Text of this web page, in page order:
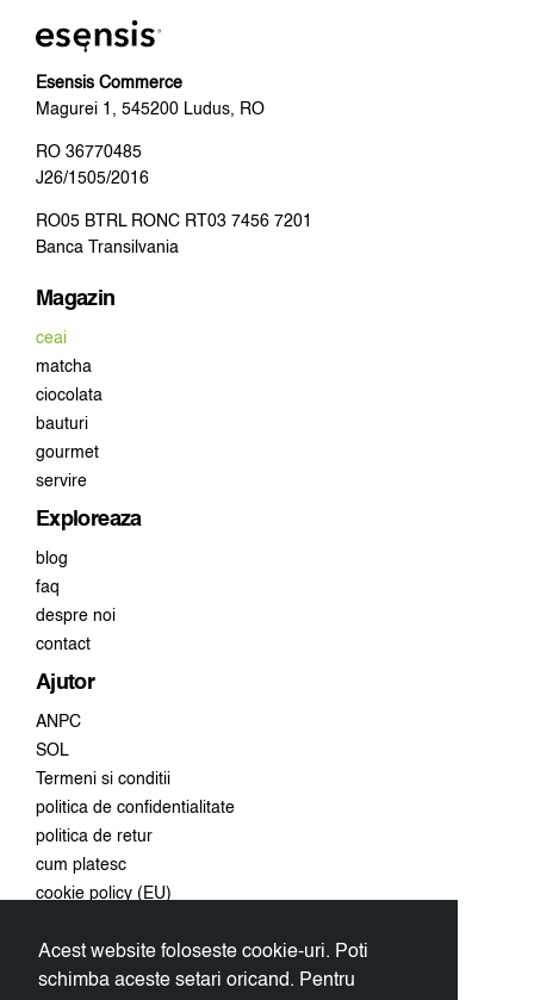
Acest website foloseste cookie-uri. Poti
schimba aceste setari oricand. Pentru
Esensis Commerce
Magurei 1, 545200 Ludus, RO
RO 36770485
J26/1505/2016
RO05 BTRL RONC RT03 7456 7201
Banca Transilvania
Magazin
ceai
matcha
ciocolata
bauturi
gourmet
servire
Exploreaza
blog
faq
despre noi
contact
Ajutor
ANPC
SOL
Termeni si conditii
politica de confidentialitate
politica de retur
cum platesc
cookie policy (EU)
Conecteaza-te